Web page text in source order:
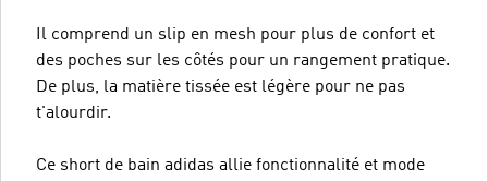
Il comprend un slip en mesh pour plus de confort et
des poches sur les côtés pour un rangement pratique.
De plus, la matière tissée est légère pour ne pas
t'alourdir.
Ce short de bain adidas allie fonctionnalité et mode